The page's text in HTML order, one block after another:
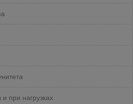
при нагрузках